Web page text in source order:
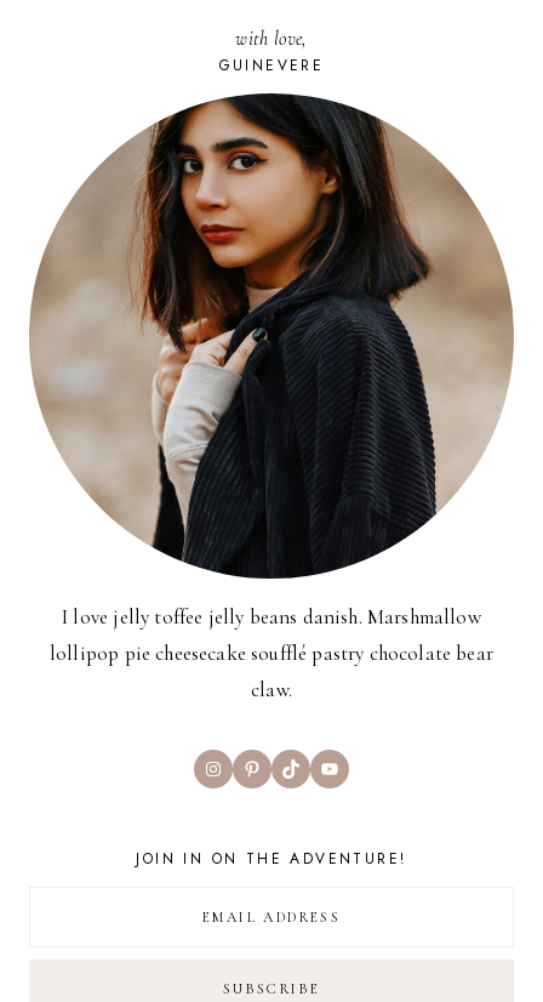
with love,
GUINEVERE
I love jelly toffee jelly beans danish. Marshmallow
lollipop pie cheesecake soufflé pastry chocolate bear
claw.
InstagramPinterest
TikTokYouTube
JOIN IN ON THE ADVENTURE!